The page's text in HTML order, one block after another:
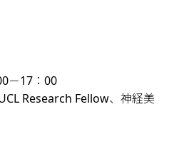
－17：00
Research Fellow、神経美